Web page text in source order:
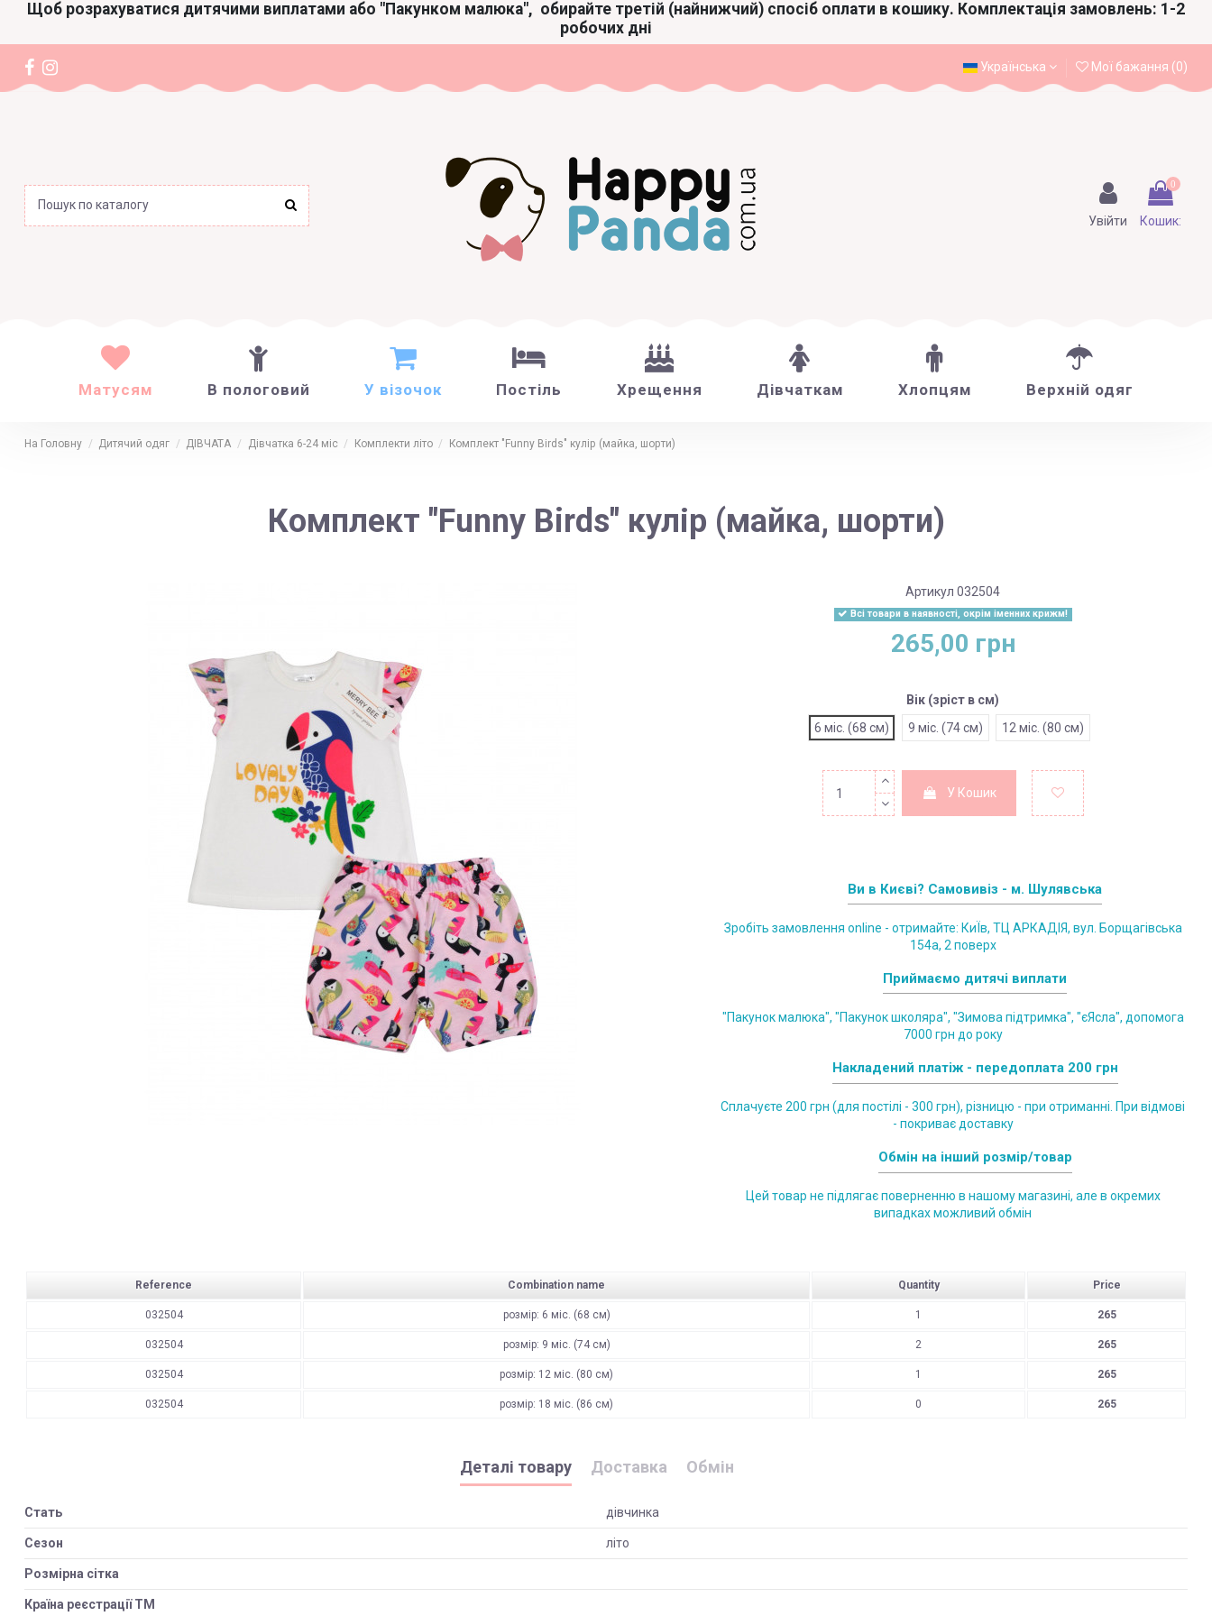
Щоб розрахуватися дитячими виплатами або "Пакунком малюка", обирайте третій (найнижчий) спосіб оплати в кошику. Комплектація замовлень: 1-2
робочих дні
Українська Мої бажання (0)
Увійти
0
Кошик:
Матусям В пологовий У візочок Постіль Хрещення Дівчаткам Хлопцям Верхній одяг
На Головну Дитячий одяг ДІВЧАТА Дівчатка 6-24 міс Комплекти літо Комплект "Funny Birds" кулір (майка, шорти)
Комплект "Funny Birds" кулір (майка, шорти)
Артикул 032504
Всі товари в наявності, окрім іменних крижм!
265,00 грн
Вік (зріст в см)
6 міс. (68 см)
9 міс. (74 см) 12 міс. (80 см)
У Кошик
Ви в Києві? Самовивіз - м. Шулявська
Зробіть замовлення online - отримайте: КиЇв, ТЦ АРКАДІЯ, вул. Борщагівська
154а, 2 поверх
Приймаємо дитячі виплати
"Пакунок малюка", "Пакунок школяра", "Зимова підтримка", "єЯсла", допомога
7000 грн до року
Накладений платіж - передоплата 200 грн
Сплачуєте 200 грн (для постілі - 300 грн), різницю - при отриманні. При відмові
- покриває доставку
Обмін на інший розмір/товар
Цей товар не підлягає поверненню в нашому магазині, але в окремих
випадках можливий обмін
Reference Combination name Quantity Price
032504 розмір: 6 міс. (68 см) 1 265
032504 розмір: 9 міс. (74 см) 2 265
032504 розмір: 12 міс. (80 см) 1 265
032504 розмір: 18 міс. (86 см) 0 265
Деталі товару Доставка Обмін
Стать дівчинка
Сезон літо
Розмірна сітка
Країна реєстрації ТМ